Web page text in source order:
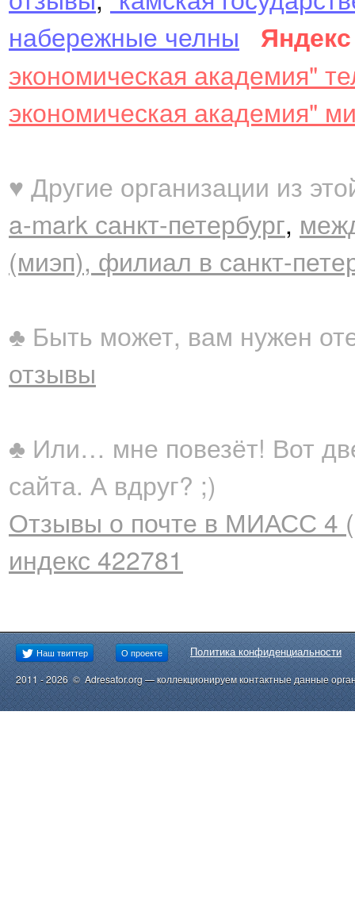
набережные челны
Яндекс
экономическая академия"
экономическая академия"
♥ Другие организации из
a-mark санкт-петербург,
(миэп), филиал в санкт-
♣ Быть может, вам нужен
отзывы
♣ Или… мне повезёт! Вот
сайта. А вдруг? ;)
Отзывы о почте в МИАСС 4
индекс 422781
Наш твиттер О проекте Политика конфиденциальности
2011 - 2026 © Adresator.org — коллекционируем контактные данные